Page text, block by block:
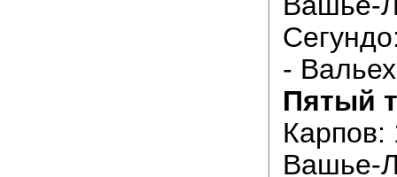
-
Пятый
Карпов:
Вашье-